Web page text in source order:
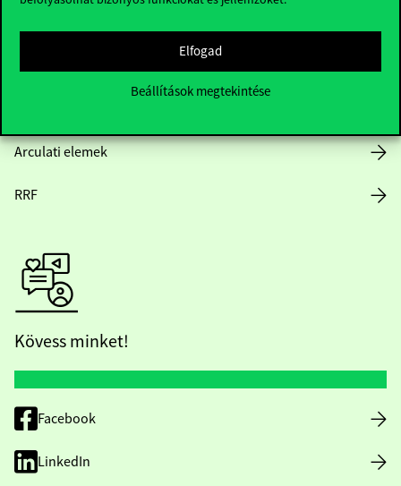
Elfogad
Beállítások megtekintése
Arculati elemek
RRF
Kövess minket!
Facebook
LinkedIn